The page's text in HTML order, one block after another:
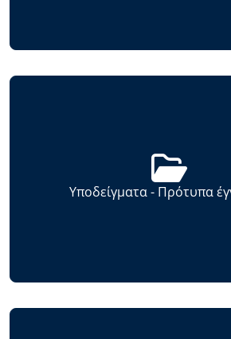
Υποδείγματα - Πρότυπα